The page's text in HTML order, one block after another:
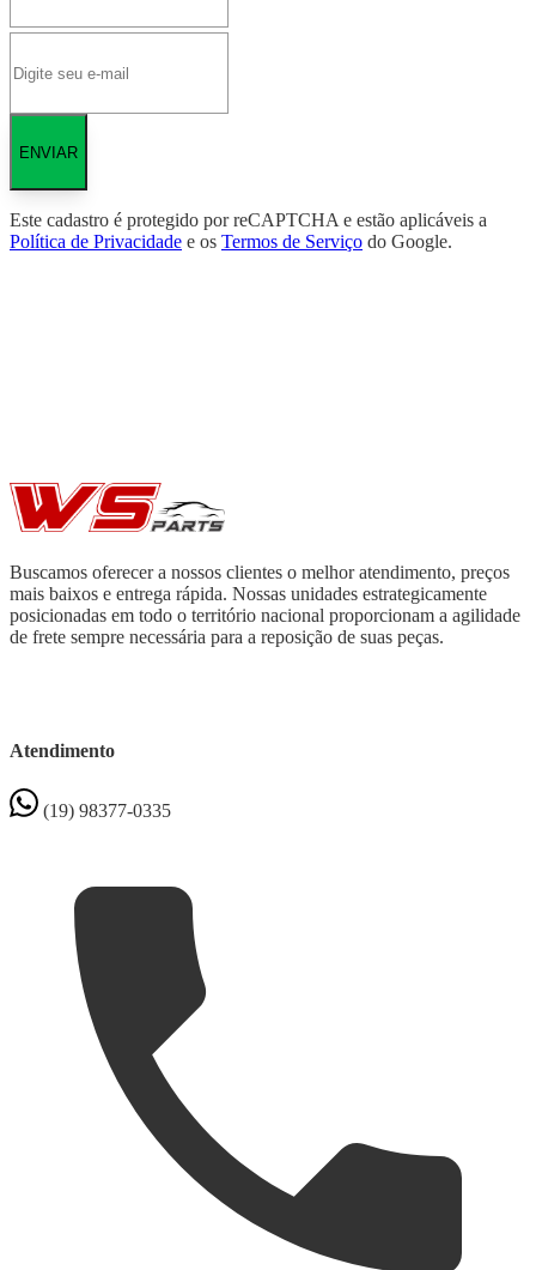
ENVIAR
Este cadastro é protegido por reCAPTCHA e estão aplicáveis a
Política de Privacidade e os Termos de Serviço do Google.
Buscamos oferecer a nossos clientes o melhor atendimento, preços
mais baixos e entrega rápida. Nossas unidades estrategicamente
posicionadas em todo o território nacional proporcionam a agilidade
de frete sempre necessária para a reposição de suas peças.
Atendimento
(19) 98377-0335